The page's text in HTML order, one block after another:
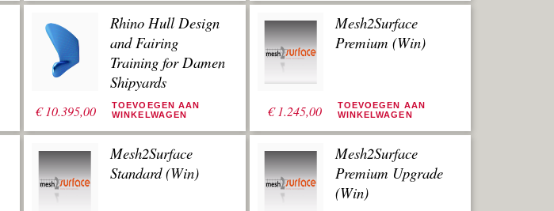
op basis van een
lijnenplan. Gebruik uw
uren wanneer u ons nodig
hebt. Wij houden het
totaal van de gemaakte
uren bij en brengen u op
de hoogte wanneer de
uren verbruikt zijn.
RhinoCentre biedt 16 uren
aan voor de speciale prijs
van €1120. Deze uren
dienen binnen zes
maanden na de training te
€10.395,00
Rhino Hull Design
and Fairing
Training for Damen
Shipyards
TOEVOEGEN AAN
WINKELWAGEN
€1.245,00
Mesh2Surface
Premium (Win)
TOEVOEGEN AAN
WINKELWAGEN
Mesh2Surface
Standard (Win)
Mesh2Surface
Premium Upgrade
(Win)